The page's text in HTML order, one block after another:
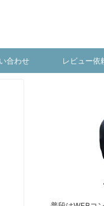
合わせ レビュー依